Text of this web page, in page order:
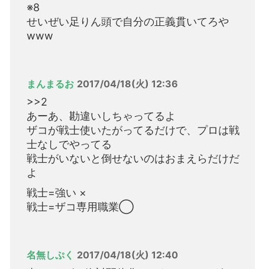
※8
せいぜい足りん頭で自分の正義貫いてろや
www
まんまるお 2017/04/18(火) 12:36
>>2
あーあ、勘違いしちゃってるよ
ザコが戦士使いたがってるだけで、プロは戦
士なしでやってる
戦士がいないと倒せないのはおまえらだけだ
よ
戦士=強い ×
戦士=ザコ専用職業◯
名無しぷく 2017/04/18(火) 12:40